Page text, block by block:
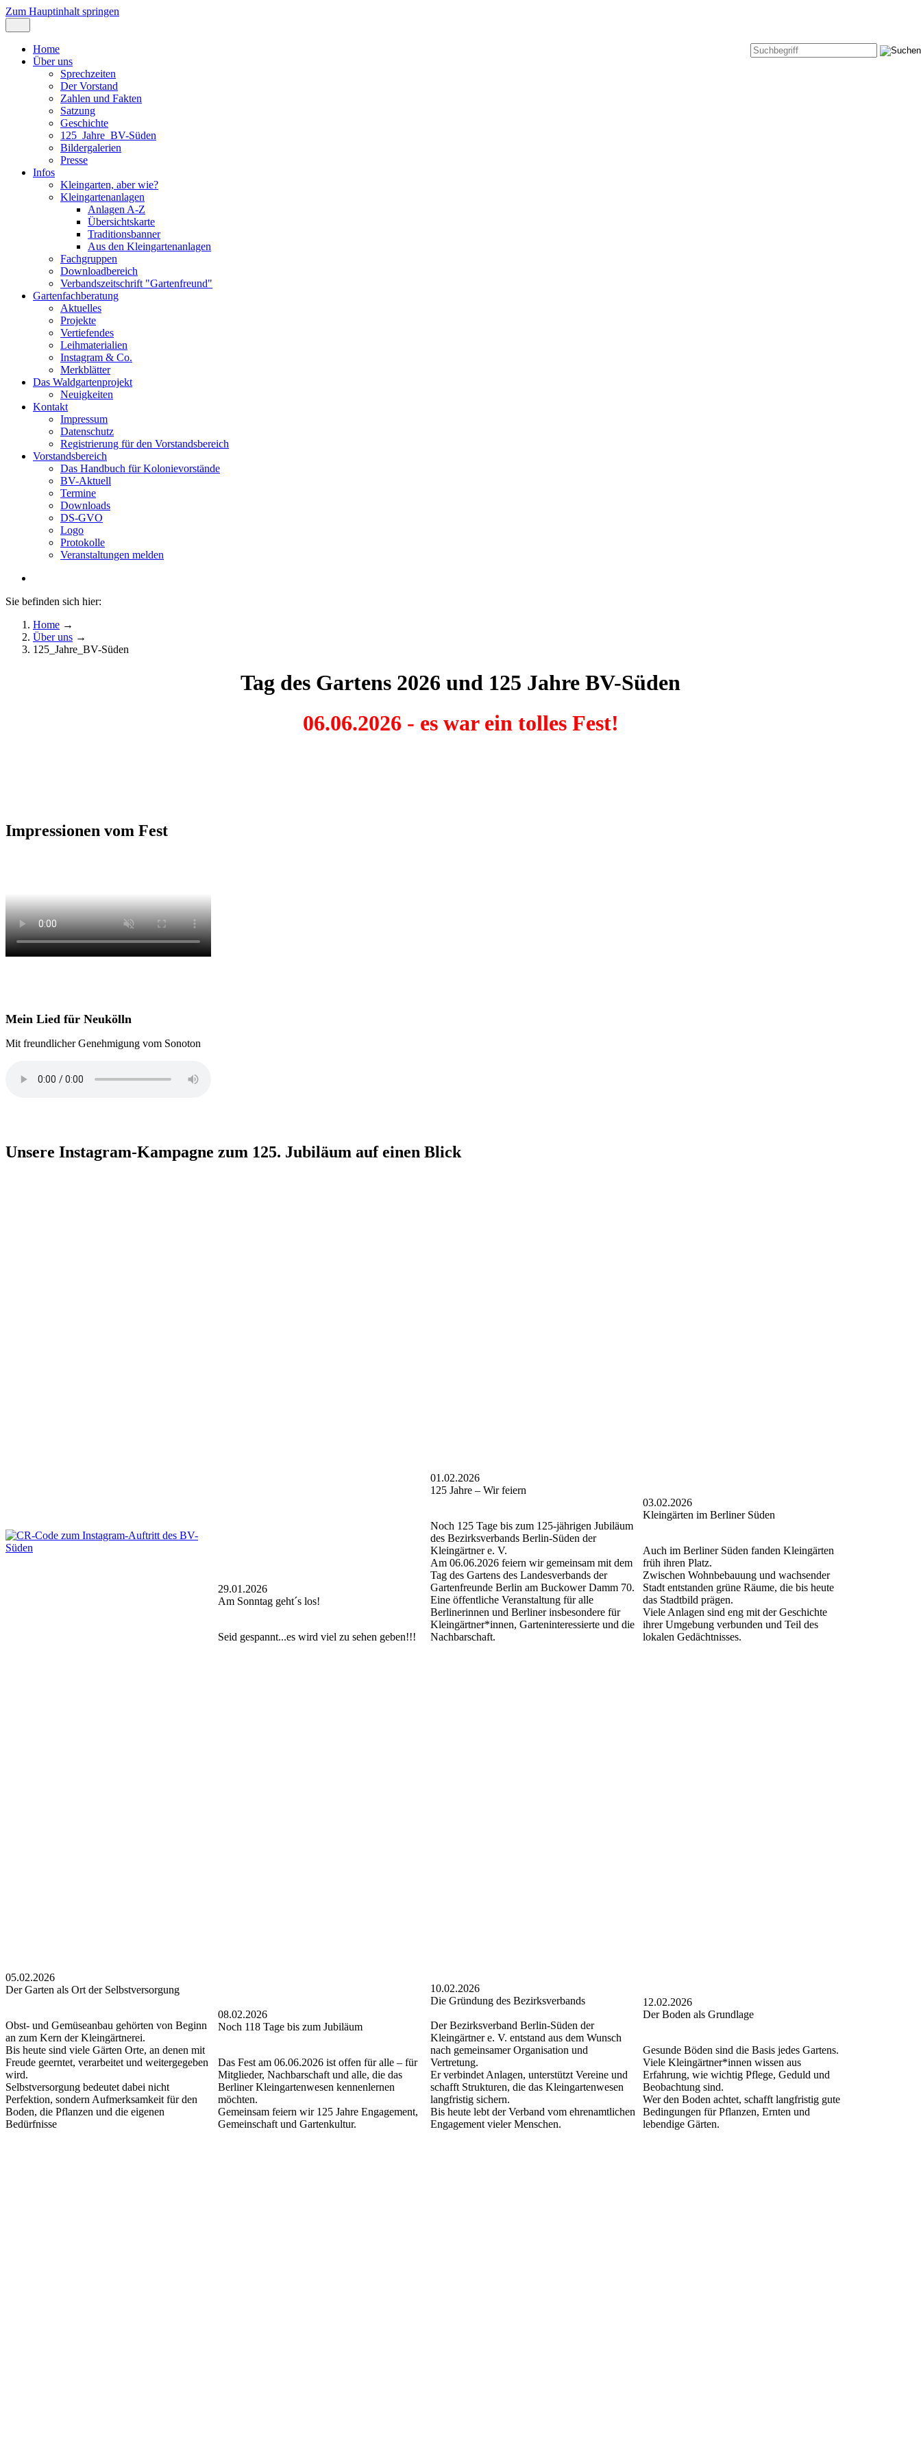
Zum Hauptinhalt springen
Home
Über uns
Sprechzeiten
Der Vorstand
Zahlen und Fakten
Satzung
Geschichte
125_Jahre_BV-Süden
Bildergalerien
Presse
Infos
Kleingarten, aber wie?
Kleingartenanlagen
Anlagen A-Z
Übersichtskarte
Traditionsbanner
Aus den Kleingartenanlagen
Fachgruppen
Downloadbereich
Verbandszeitschrift "Gartenfreund"
Gartenfachberatung
Aktuelles
Projekte
Vertiefendes
Leihmaterialien
Instagram & Co.
Merkblätter
Das Waldgartenprojekt
Neuigkeiten
Kontakt
Impressum
Datenschutz
Registrierung für den Vorstandsbereich
Vorstandsbereich
Das Handbuch für Kolonievorstände
BV-Aktuell
Termine
Downloads
DS-GVO
Logo
Protokolle
Veranstaltungen melden
Sie befinden sich hier:
Home →
Über uns →
125_Jahre_BV-Süden
Tag des Gartens 2026 und 125 Jahre BV-Süden
06.06.2026 - es war ein tolles Fest!
Impressionen vom Fest
Mein Lied für Neukölln
Mit freundlicher Genehmigung vom Sonoton
Unsere Instagram-Kampagne zum 125. Jubiläum auf einen Blick
29.01.2026
Am Sonntag geht´s los!
Seid gespannt...es wird viel zu sehen geben!!!
01.02.2026
125 Jahre – Wir feiern
Noch 125 Tage bis zum 125-jährigen Jubiläum
des Bezirksverbands Berlin-Süden der
Kleingärtner e. V.
Am 06.06.2026 feiern wir gemeinsam mit dem
Tag des Gartens des Landesverbands der
Gartenfreunde Berlin am Buckower Damm 70.
Eine öffentliche Veranstaltung für alle
Berlinerinnen und Berliner insbesondere für
Kleingärtner*innen, Garteninteressierte und die
Nachbarschaft.
03.02.2026
Kleingärten im Berliner Süden
Auch im Berliner Süden fanden Kleingärten
früh ihren Platz.
Zwischen Wohnbebauung und wachsender
Stadt entstanden grüne Räume, die bis heute
das Stadtbild prägen.
Viele Anlagen sind eng mit der Geschichte
ihrer Umgebung verbunden und Teil des
lokalen Gedächtnisses.
05.02.2026
Der Garten als Ort der Selbstversorgung
Obst- und Gemüseanbau gehörten von Beginn
an zum Kern der Kleingärtnerei.
Bis heute sind viele Gärten Orte, an denen mit
Freude geerntet, verarbeitet und weitergegeben
wird.
Selbstversorgung bedeutet dabei nicht
Perfektion, sondern Aufmerksamkeit für den
Boden, die Pflanzen und die eigenen
Bedürfnisse
08.02.2026
Noch 118 Tage bis zum Jubiläum
Das Fest am 06.06.2026 ist offen für alle – für
Mitglieder, Nachbarschaft und alle, die das
Berliner Kleingartenwesen kennenlernen
möchten.
Gemeinsam feiern wir 125 Jahre Engagement,
Gemeinschaft und Gartenkultur.
10.02.2026
Die Gründung des Bezirksverbands
Der Bezirksverband Berlin-Süden der
Kleingärtner e. V. entstand aus dem Wunsch
nach gemeinsamer Organisation und
Vertretung.
Er verbindet Anlagen, unterstützt Vereine und
schafft Strukturen, die das Kleingartenwesen
langfristig sichern.
Bis heute lebt der Verband vom ehrenamtlichen
Engagement vieler Menschen.
12.02.2026
Der Boden als Grundlage
Gesunde Böden sind die Basis jedes Gartens.
Viele Kleingärtner*innen wissen aus
Erfahrung, wie wichtig Pflege, Geduld und
Beobachtung sind.
Wer den Boden achtet, schafft langfristig gute
Bedingungen für Pflanzen, Ernten und
lebendige Gärten.